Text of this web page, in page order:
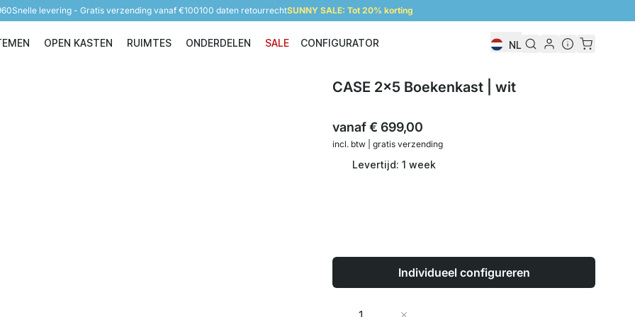
Snelle levering - Gratis verzending vanaf €100100 daten retourrechtSUNNY SALE: Tot 20% korting
Opbergsystemen
OPEN KASTEN
Open Kasten
RUIMTES
Ruimtes
ONDERDELEN
Onderdelen
SALE CONFIGURATOR NL
CASE 2x5 Boekenkast | wit
vanaf€ 699,00
incl. btw | gratis verzending
Levertijd: 1 week
Individueel configureren
Aantal